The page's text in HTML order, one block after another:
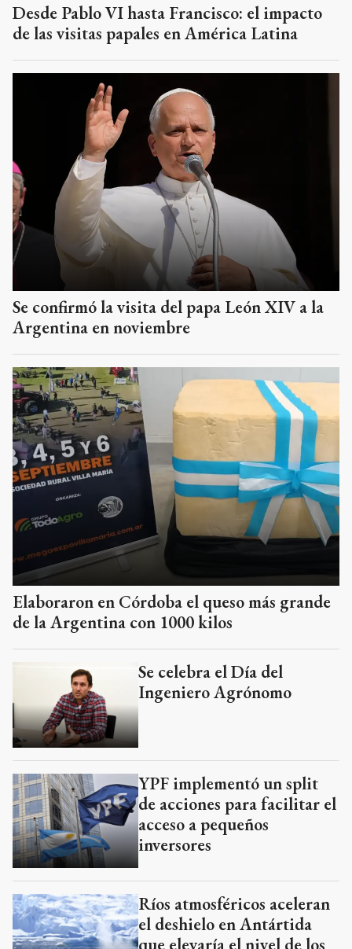
Desde Pablo VI hasta Francisco: el impacto
de las visitas papales en América Latina
Se confirmó la visita del papa León XIV a la
Argentina en noviembre
Elaboraron en Córdoba el queso más grande
de la Argentina con 1000 kilos
Se celebra el Día del
Ingeniero Agrónomo
YPF implementó un split
de acciones para facilitar el
acceso a pequeños
inversores
Ríos atmosféricos aceleran
el deshielo en Antártida
que elevaría el nivel de los